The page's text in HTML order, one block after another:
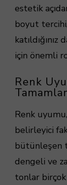
estetik
boyut
için önemli
Renk
Renk
belirleyici
bütünleşen
dengeli ve
tonlar birçok